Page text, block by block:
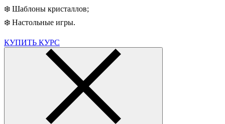
❄️ Шаблоны кристаллов;
❄️ Настольные игры.
КУПИТЬ КУРС